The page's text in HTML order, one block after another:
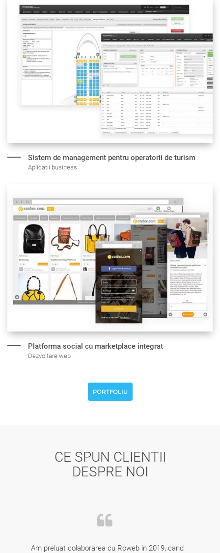
Sistem de management pentru operatorii de turism
Aplicatii business
Platforma social cu marketplace integrat
Dezvoltare web
PORTFOLIU
CE SPUN CLIENTII
DESPRE NOI
Am preluat colaborarea cu Roweb in 2019, cand